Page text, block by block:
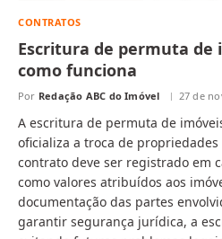
CONTRATOS
Escritura de permuta de
como funciona
Por Redação ABC do Imóvel 27 de
A escritura de permuta de
oficializa a troca de
contrato deve ser registrado em
como valores atribuídos aos
documentação das partes
garantir segurança jurídica, a